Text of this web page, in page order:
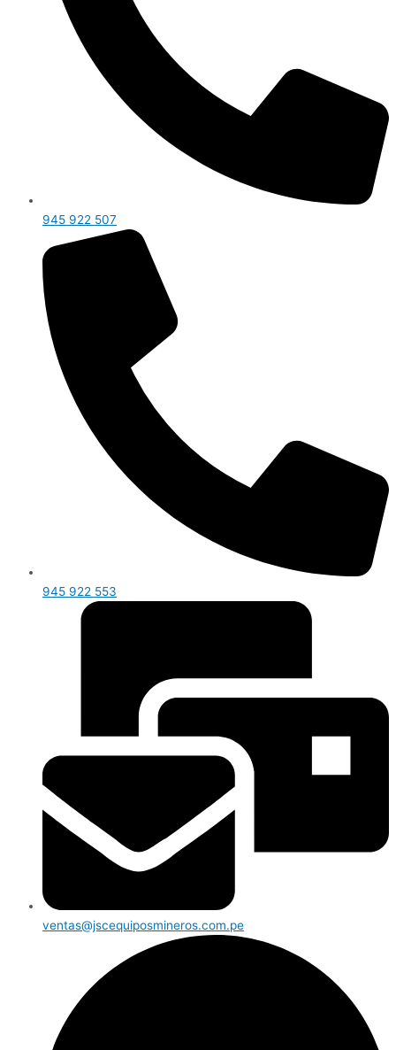
945 922 507
945 922 553
ventas@jscequiposmineros.com.pe